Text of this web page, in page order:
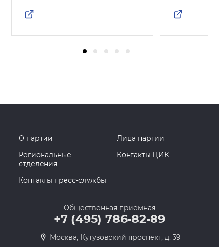
О партии
Лица партии
Региональные
отделения
Контакты ЦИК
Контакты пресс-службы
Общественная приемная
+7 (495) 786-82-89
Москва, Кутузовский проспект, д. 39